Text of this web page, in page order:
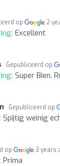
op 2
Excellent
Gepubliceerd op
Super Bien.
Gepubliceerd op
Spijtig weinig
op 3 years
Prima